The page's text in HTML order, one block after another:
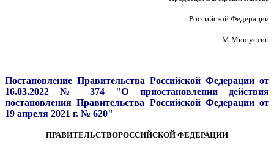
Российской Федерации
М.Мишустин
Постановление Правительства Российской Федерации от
16.03.2022 № 374 "О приостановлении действия
постановления Правительства Российской Федерации от
19 апреля 2021 г. № 620"
ПРАВИТЕЛЬСТВОРОССИЙСКОЙ ФЕДЕРАЦИИ